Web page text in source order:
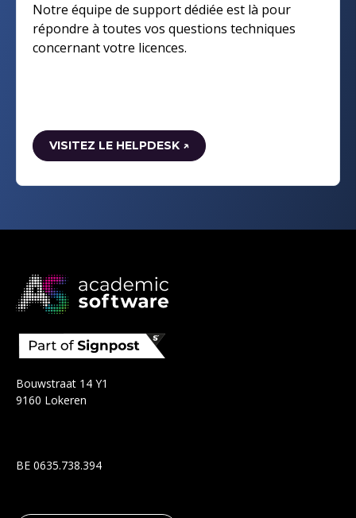
Notre équipe de support dédiée est là pour
répondre à toutes vos questions techniques
concernant votre licences.
VISITEZ LE HELPDESK ↗
Bouwstraat 14 Y1
9160 Lokeren
BE 0635.738.394